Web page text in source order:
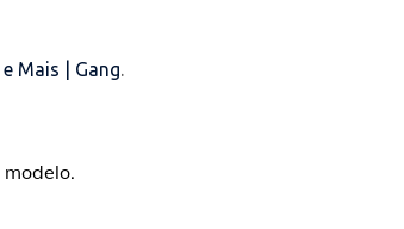
Mais | Gang.